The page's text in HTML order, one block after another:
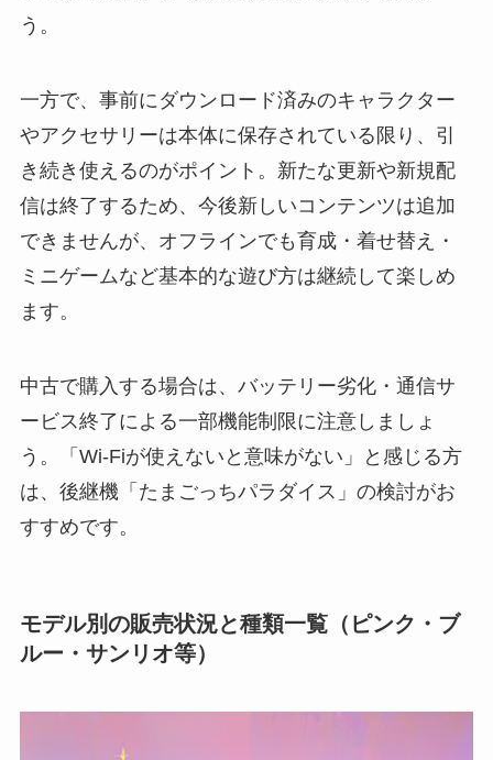
う。
一方で、事前にダウンロード済みのキャラクター
やアクセサリーは本体に保存されている限り、引
き続き使えるのがポイント。新たな更新や新規配
信は終了するため、今後新しいコンテンツは追加
できませんが、オフラインでも育成・着せ替え・
ミニゲームなど基本的な遊び方は継続して楽しめ
ます。
中古で購入する場合は、バッテリー劣化・通信サ
ービス終了による一部機能制限に注意しましょ
う。「Wi-Fiが使えないと意味がない」と感じる方
は、後継機「たまごっちパラダイス」の検討がお
すすめです。
モデル別の販売状況と種類一覧（ピンク・ブ
ルー・サンリオ等）